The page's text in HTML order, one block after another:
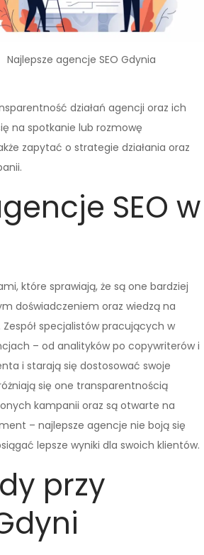
Najlepsze agencje SEO Gdynia
działań agencji oraz ich
na spotkanie lub rozmowę
zapytać o strategie działania oraz
SEO w
które sprawiają, że są one bardziej
doświadczeniem oraz wiedzą na
specjalistów pracujących w
– od analityków po copywriterów i
i starają się dostosować swoje
się one transparentnością
kampanii oraz są otwarte na
– najlepsze agencje nie boją się
lepsze wyniki dla swoich klientów.
przy